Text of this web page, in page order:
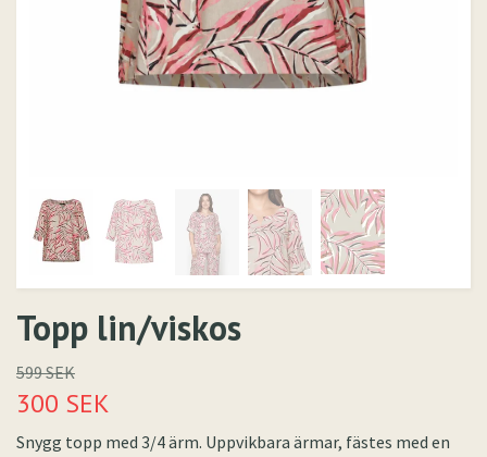
Topp lin/viskos
599 SEK
300 SEK
Snygg topp med 3/4 ärm. Uppvikbara ärmar, fästes med en